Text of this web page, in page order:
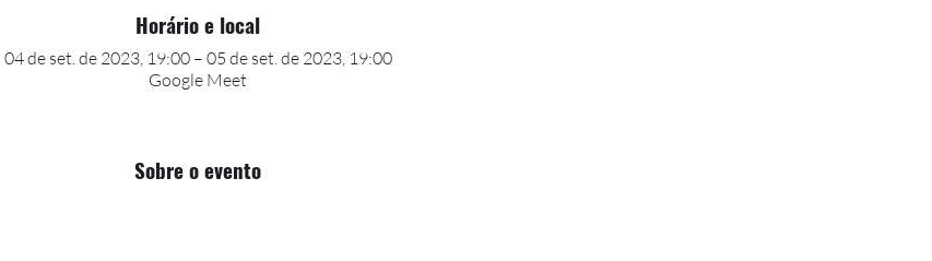
Horário e local
04 de set. de 2023, 19:00 – 05 de set. de 2023, 19:00
Google Meet
Sobre o evento